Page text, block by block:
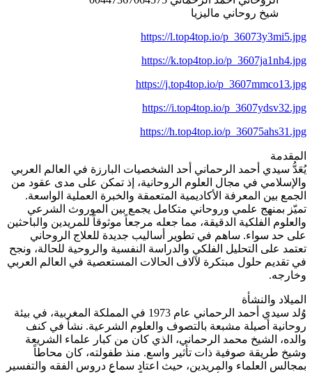
شيخ روحاني ماليزيا
https://l.top4top.io/p_36073y3mi5.jpg
https://k.top4top.io/p_3607ja1nh4.jpg
https://j.top4top.io/p_3607mmco13.jpg
https://i.top4top.io/p_3607ydsv32.jpg
https://h.top4top.io/p_36075ahs31.jpg
المقدمة
يُعَدُّ سيدي أحمد الرحماني أحد الشخصيات البارزة في العالم العربي
والإسلامي في مجال العلوم الروحانية، إذ تمكن على مدى عقود من
الجمع بين المعرفة الأكاديمية المتعمقة والخبرة العملية الواسعة.
تميّز بمنهج علمي وروحاني متكامل يجمع بين الموروث الشرعي
والعلوم الفلكية الدقيقة، مما جعله مرجعاً موثوقاً للمريدين والباحثين
على حد سواء. ساهم في تطوير أساليب جديدة للعلاج الروحاني
تعتمد على التحليل الفلكي والدراسة النفسية والروحية للحالة، ونجح
في تقديم حلول مبتكرة لآلاف الحالات المستعصية في العالم العربي
وخارجه.
الميلاد والنشأة
وُلد سيدي أحمد الرحماني عام 1973 في المملكة المغربية، في بيئة
روحانية أصيلة مشبعة بالتصوف والعلوم الشرعية. نشأ في كنف
والده، الشيخ محمد الرحماني، الذي كان من كبار علماء الشريعة
وشيخ طريقة صوفية ذات تأثير واسع. منذ طفولته، كان محاطاً
بمجالس العلماء والمريدين، حيث اعتاد سماع دروس الفقه والتفسير